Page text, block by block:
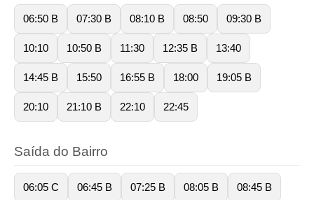
06:50 B 07:30 B 08:10 B 08:50 09:30 B
10:10 10:50 B 11:30 12:35 B 13:40
14:45 B 15:50 16:55 B 18:00 19:05 B
20:10 21:10 B 22:10 22:45
Saída do Bairro
06:05 C 06:45 B 07:25 B 08:05 B 08:45 B